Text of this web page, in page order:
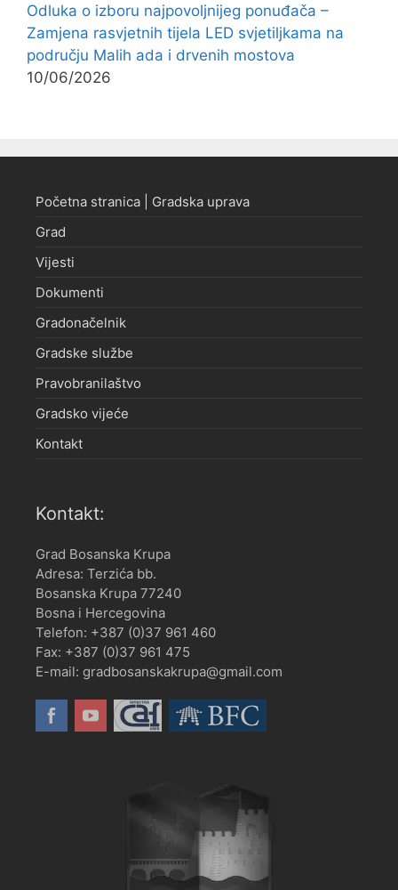
Odluka o izboru najpovoljnijeg ponuđača –
Zamjena rasvjetnih tijela LED svjetiljkama na
području Malih ada i drvenih mostova
10/06/2026
Početna stranica | Gradska uprava
Grad
Vijesti
Dokumenti
Gradonačelnik
Gradske službe
Pravobranilaštvo
Gradsko vijeće
Kontakt
Kontakt:
Grad Bosanska Krupa
Adresa: Terzića bb.
Bosanska Krupa 77240
Bosna i Hercegovina
Telefon: +387 (0)37 961 460
Fax: +387 (0)37 961 475
E-mail: gradbosanskakrupa@gmail.com